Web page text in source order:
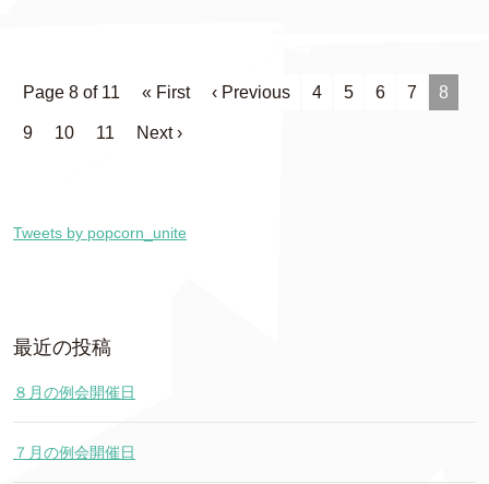
Page 8 of 11 « First ‹ Previous 4 5 6 7 8
9 10 11 Next ›
Tweets by popcorn_unite
最近の投稿
８月の例会開催日
７月の例会開催日